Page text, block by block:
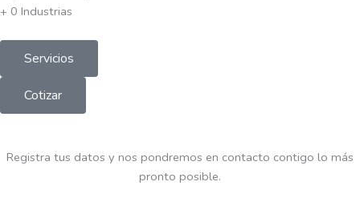
+ 0 Industrias
Servicios
Cotizar
Registra tus datos y nos pondremos en contacto contigo lo más
pronto posible.